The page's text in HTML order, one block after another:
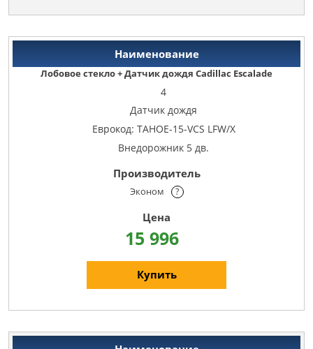
Лобовое стекло + Датчик дождя Cadillac Escalade
4
Датчик дождя
Еврокод: TAHOE-15-VCS LFW/X
Внедорожник 5 дв.
Эконом ?
15 996
Купить